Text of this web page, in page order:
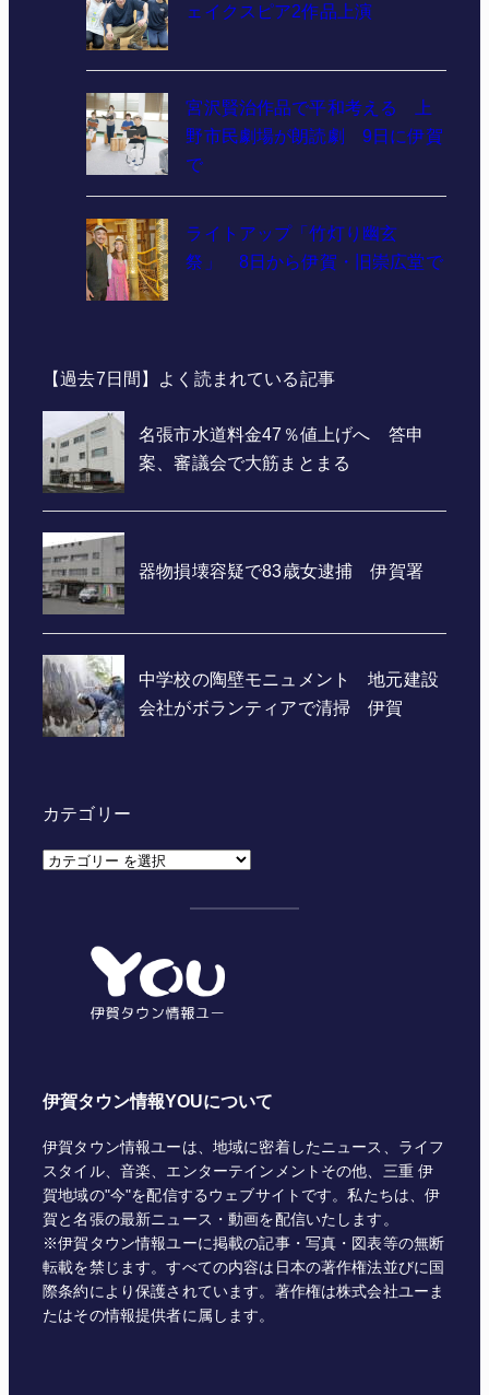
ェイクスピア2作品上演
宮沢賢治作品で平和考える 上
野市民劇場が朗読劇 9日に伊賀
で
ライトアップ「竹灯り幽玄
祭」 8日から伊賀・旧崇広堂で
【過去7日間】よく読まれている記事
カテゴリー
カ
伊賀タウン情報YOUについて
伊賀タウン情報ユーは、地域に密着したニュース、ライフ
スタイル、音楽、エンターテインメントその他、三重 伊
賀地域の"今"を配信するウェブサイトです。私たちは、伊
賀と名張の最新ニュース・動画を配信いたします。
※伊賀タウン情報ユーに掲載の記事・写真・図表等の無断
転載を禁じます。すべての内容は日本の著作権法並びに国
際条約により保護されています。著作権は株式会社ユーま
たはその情報提供者に属します。